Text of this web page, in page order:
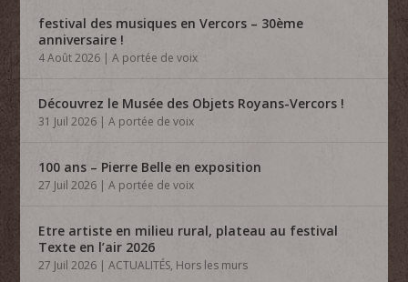
festival des musiques en Vercors – 30ème
anniversaire !
4 Août 2026 |A portée de voix
Découvrez le Musée des Objets Royans-Vercors !
31 Juil 2026 |A portée de voix
100 ans – Pierre Belle en exposition
27 Juil 2026 |A portée de voix
Etre artiste en milieu rural, plateau au festival
Texte en l’air 2026
27 Juil 2026 |ACTUALITÉS, Hors les murs